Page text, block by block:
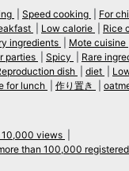
Speed cooking For
Low calorie
Rice
ingredients Mote cuisine
parties Spicy Rare
dish diet
for lunch 作り置き
10,000 views
than 100,000